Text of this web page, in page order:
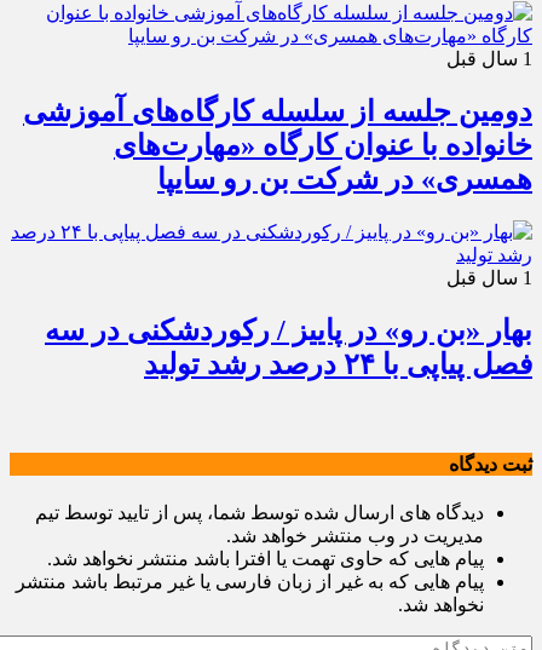
1 سال قبل
دومین جلسه از سلسله کارگاه‌های آموزشی
خانواده با عنوان کارگاه «مهارت‌های
همسری» در شرکت بن رو سایپا
1 سال قبل
بهار «بن رو» در پاییز / رکوردشکنی در سه
فصل پیاپی با ۲۴ درصد رشد تولید
ثبت دیدگاه
دیدگاه های ارسال شده توسط شما، پس از تایید توسط تیم
مدیریت در وب منتشر خواهد شد.
پیام هایی که حاوی تهمت یا افترا باشد منتشر نخواهد شد.
پیام هایی که به غیر از زبان فارسی یا غیر مرتبط باشد منتشر
نخواهد شد.